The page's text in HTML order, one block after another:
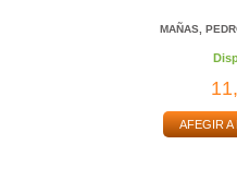
MAÑAS,
AFEGIR A